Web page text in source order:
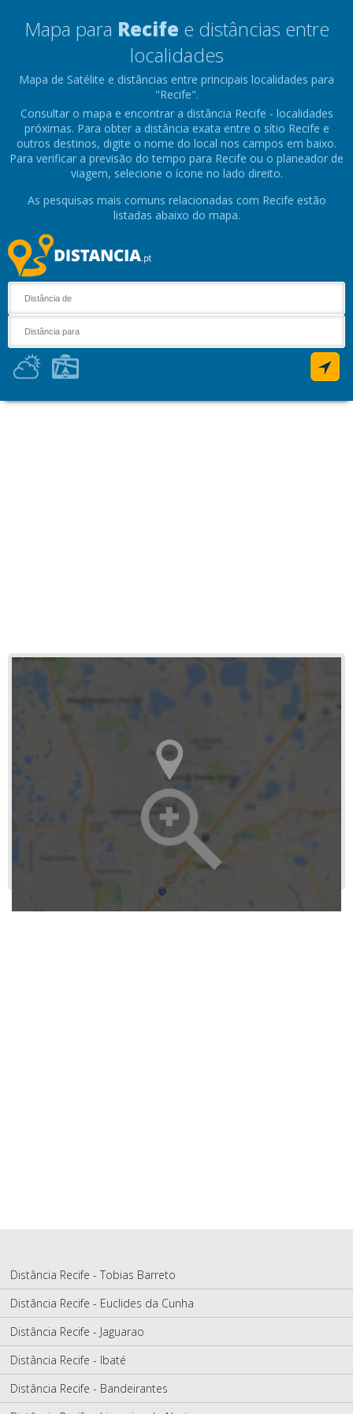
Mapa para Recife e distâncias entre
localidades
Mapa de Satélite e distâncias entre principais localidades para
"Recife".
Consultar o mapa e encontrar a distância Recife - localidades
próximas. Para obter a distância exata entre o sítio Recife e
outros destinos, digite o nome do local nos campos em baixo.
Para verificar a previsão do tempo para Recife ou o planeador de
viagem, selecione o ícone no lado direito.
As pesquisas mais comuns relacionadas com Recife estão
listadas abaixo do mapa.
Distância Recife - Tobias Barreto
Distância Recife - Euclides da Cunha
Distância Recife - Jaguarao
Distância Recife - Ibaté
Distância Recife - Bandeirantes